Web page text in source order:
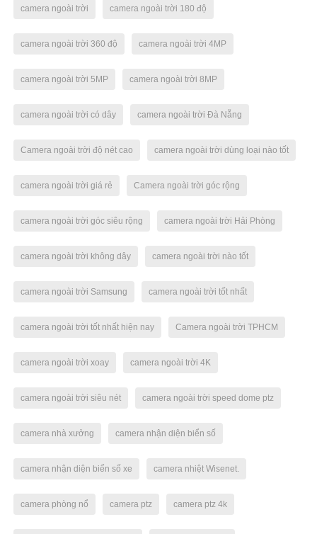
camera ngoài trời camera ngoài trời 180 độ
camera ngoài trời 360 độ camera ngoài trời 4MP
camera ngoài trời 5MP camera ngoài trời 8MP
camera ngoài trời có dây camera ngoài trời Đà Nẵng
Camera ngoài trời độ nét cao camera ngoài trời dùng loại nào tốt
camera ngoài trời giá rẻ Camera ngoài trời góc rộng
camera ngoài trời góc siêu rộng camera ngoài trời Hải Phòng
camera ngoài trời không dây camera ngoài trời nào tốt
camera ngoài trời Samsung camera ngoài trời tốt nhất
camera ngoài trời tốt nhất hiện nay Camera ngoài trời TPHCM
camera ngoài trời xoay camera ngoài trời 4K
camera ngoài trời siêu nét camera ngoài trời speed dome ptz
camera nhà xưởng camera nhận diện biển số
camera nhận diện biển số xe camera nhiệt Wisenet.
camera phòng nổ camera ptz camera ptz 4k